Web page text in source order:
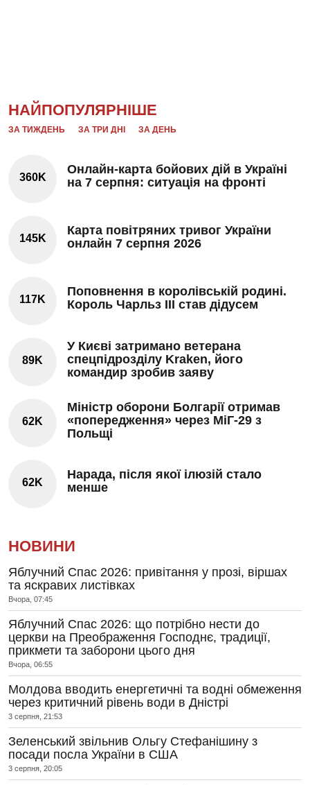
НАЙПОПУЛЯРНІШЕ
ЗА ТИЖДЕНЬ ЗА ТРИ ДНІ ЗА ДЕНЬ
360K
Онлайн-карта бойових дій в Україні
на 7 серпня: ситуація на фронті
145K
Карта повітряних тривог України
онлайн 7 серпня 2026
117K
Поповнення в королівській родині.
Король Чарльз III став дідусем
89K
У Києві затримано ветерана
спецпідрозділу Kraken, його
командир зробив заяву
62K
Міністр оборони Болгарії отримав
«попередження» через МіГ-29 з
Польщі
62K
Нарада, після якої ілюзій стало
менше
НОВИНИ
Яблучний Спас 2026: привітання у прозі, віршах
та яскравих листівках
Вчора, 07:45
Яблучний Спас 2026: що потрібно нести до
церкви на Преображення Господнє, традиції,
прикмети та заборони цього дня
Вчора, 06:55
Молдова вводить енергетичні та водні обмеження
через критичний рівень води в Дністрі
3 серпня, 21:53
Зеленський звільнив Ольгу Стефанішину з
посади посла України в США
3 серпня, 20:05